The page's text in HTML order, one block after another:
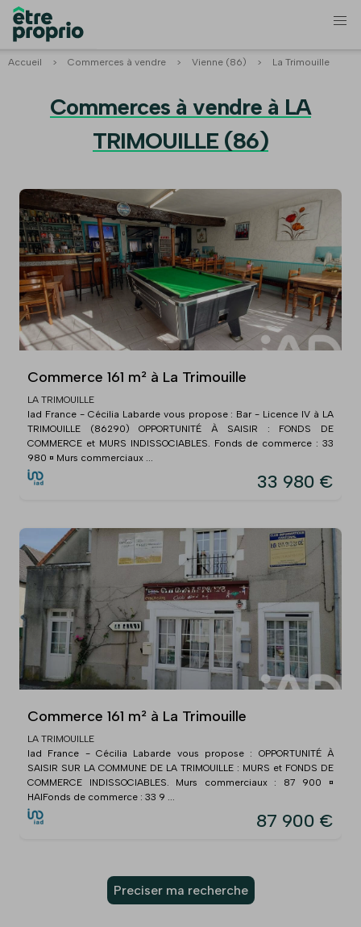
Accueil > Commerces à vendre > Vienne (86) > La Trimouille
Commerces à vendre à LA
TRIMOUILLE (86)
Commerce 161 m² à La Trimouille
LA TRIMOUILLE
Iad France - Cécilia Labarde vous propose : Bar - Licence IV à LA
TRIMOUILLE (86290) OPPORTUNITÉ À SAISIR : FONDS DE
COMMERCE et MURS INDISSOCIABLES. Fonds de commerce : 33
980 ¤ Murs commerciaux ...
33 980 €
Commerce 161 m² à La Trimouille
LA TRIMOUILLE
Iad France - Cécilia Labarde vous propose : OPPORTUNITÉ À
SAISIR SUR LA COMMUNE DE LA TRIMOUILLE : MURS et FONDS DE
COMMERCE INDISSOCIABLES. Murs commerciaux : 87 900 ¤
HAIFonds de commerce : 33 9 ...
87 900 €
Preciser ma recherche